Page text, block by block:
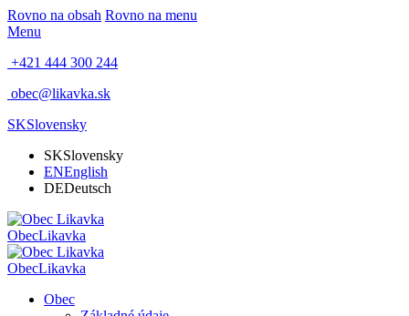
Rovno na obsah Rovno na menu
Menu
+421 444 300 244
obec@likavka.sk
SKSlovensky
SKSlovensky
ENEnglish
DEDeutsch
ObecLikavka
ObecLikavka
Obec